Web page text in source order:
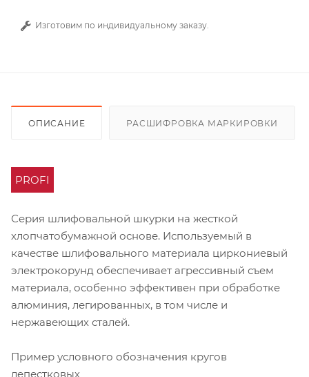
Изготовим по индивидуальному заказу.
ОПИСАНИЕ РАСШИФРОВКА МАРКИРОВКИ
PROFI
Серия шлифовальной шкурки на жесткой
хлопчатобумажной основе. Используемый в
качестве шлифовального материала циркониевый
электрокорунд обеспечивает агрессивный съем
материала, особенно эффективен при обработке
алюминия, легированных, в том числе и
нержавеющих сталей.
Пример условного обозначения кругов
лепестковых